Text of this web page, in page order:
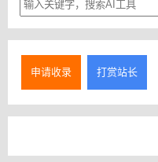
申请收录 打赏站长